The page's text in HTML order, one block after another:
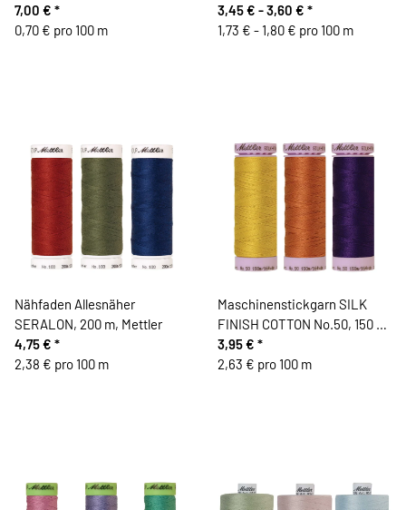
7,00 € *
0,70 € pro 100 m
3,45 € -3,60 € *
1,73 € - 1,80 € pro 100 m
Nähfaden Allesnäher
SERALON, 200 m, Mettler
4,75 € *
2,38 € pro 100 m
Maschinenstickgarn SILK
FINISH COTTON No.50, 150 m,
Mettler
3,95 € *
2,63 € pro 100 m